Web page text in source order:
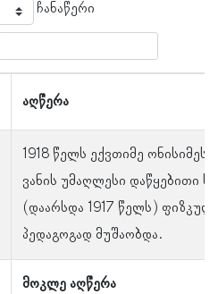
ჩანაწერი
აღწერა
მოკლე აღწერა
1918 წელს ექვთიმე ონისიმეს
ვანის უმაღლესი დაწყებითი
(დაარსდა 1917 წელს)
პედაგოგად მუშაობდა.